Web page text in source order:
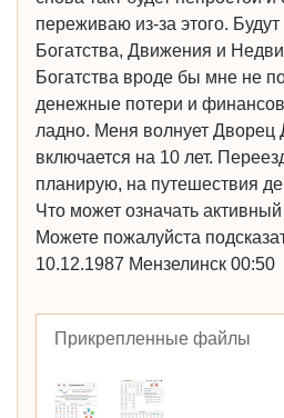
переживаю из-за этого.
Богатства, Движения и
Богатства вроде бы мне не
денежные потери и
ладно. Меня волнует
включается на 10 лет.
планирую, на путешествия
Что может означать
Можете пожалуйста
10.12.1987 Мензелинск 00:50
Прикрепленные файлы